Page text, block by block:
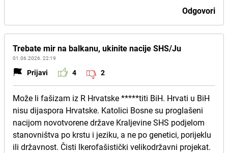
Odgovori
Trebate mir na balkanu, ukinite nacije SHS/Ju
01.06.2026. 22:19
Prijavi 4 2
Može li fašizam iz R Hrvatske *****titi BiH. Hrvati u BiH
nisu dijaspora Hrvatske. Katolici Bosne su proglašeni
nacijom novotvorene države Kraljevine SHS podjelom
stanovništva po krstu i jeziku, a ne po genetici, porijeklu
ili državnost. Čisti lkerofašistički velikodržavni projekat.